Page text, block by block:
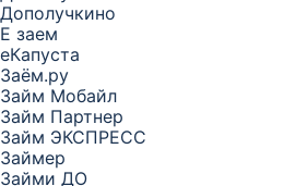
Дополучкино
Е заем
еКапуста
Заём.ру
Займ Мобайл
Займ Партнер
Займ ЭКСПРЕСС
Займер
Займи ДО